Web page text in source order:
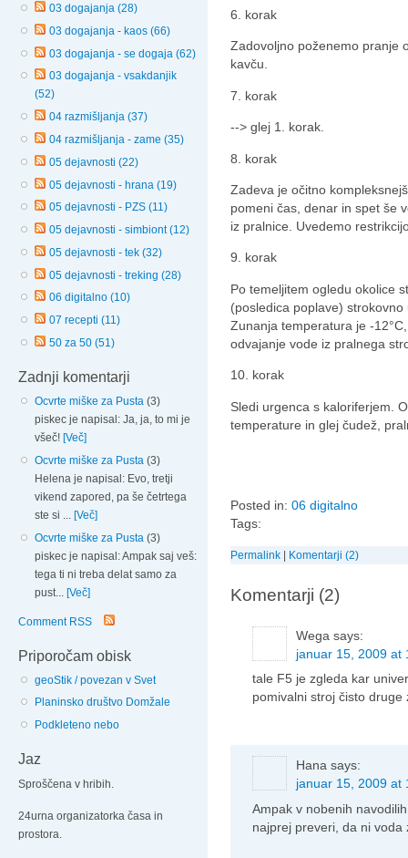
03 dogajanja (28)
03 dogajanja - kaos (66)
03 dogajanja - se dogaja (62)
03 dogajanja - vsakdanjik
(52)
04 razmišljanja (37)
04 razmišljanja - zame (35)
05 dejavnosti (22)
05 dejavnosti - hrana (19)
05 dejavnosti - PZS (11)
05 dejavnosti - simbiont (12)
05 dejavnosti - tek (32)
05 dejavnosti - treking (28)
06 digitalno (10)
07 recepti (11)
50 za 50 (51)
Zadnji komentarji
Ocvrte miške za Pusta (3)
piskec je napisal: Ja, ja, to mi je
všeč! [Več]
Ocvrte miške za Pusta (3)
Helena je napisal: Evo, tretji
vikend zapored, pa še četrtega
ste si ... [Več]
Ocvrte miške za Pusta (3)
piskec je napisal: Ampak saj veš:
tega ti ni treba delat samo za
pust... [Več]
Comment RSS
Priporočam obisk
geoStik / povezan v Svet
Planinsko društvo Domžale
Podkleteno nebo
Jaz
Sproščena v hribih.
24urna organizatorka časa in
prostora.
6. korak
Zadovoljno poženemo pranje
kavču.
7. korak
--> glej 1. korak.
8. korak
Zadeva je očitno
pomeni čas, denar in spet še
iz pralnice. Uvedemo
9. korak
Po temeljitem ogledu okolice
(posledica poplave)
Zunanja temperatura je -
odvajanje vode iz pralnega
10. korak
Sledi urgenca s kaloriferjem.
temperature in glej čudež,
Posted in: 06 digitalno
Tags:
Permalink | Komentarji (2)
Komentarji (2)
Wega says:
januar 15, 2009 at
tale F5 je zgleda kar
pomivalni stroj čisto druge
Hana says:
januar 15, 2009 at
Ampak v nobenih
najprej preveri, da ni voda